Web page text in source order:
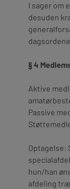
I sager om
desuden
§ 4
Aktive
Passive
Optagelse:
hun/han
afdeling